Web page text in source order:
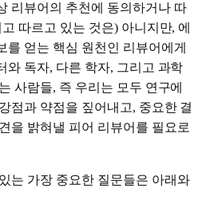
리뷰어의 추천에 동의하거나 따
따르고 있는 것은) 아니지만, 에
를 얻는 핵심 원천인 리뷰어에게
와 독자, 다른 학자, 그리고 과학
사람들, 즉 우리는 모두 연구에
점과 약점을 짚어내고, 중요한 결
을 밝혀낼 피어 리뷰어를 필요로
는 가장 중요한 질문들은 아래와